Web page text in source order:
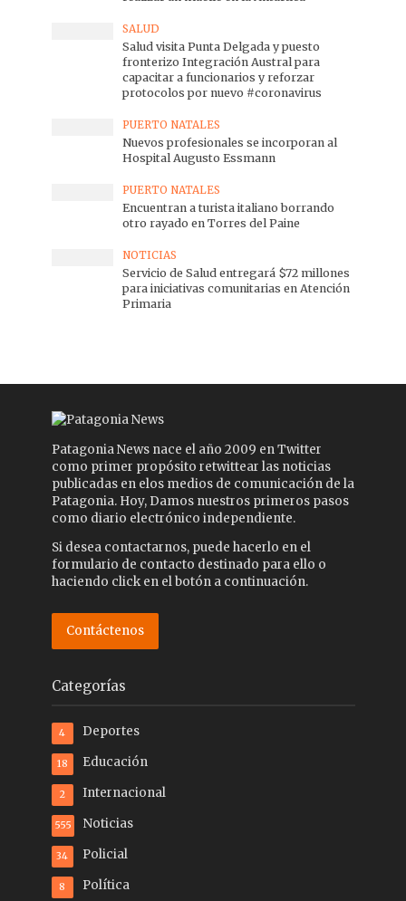
SALUD
Salud visita Punta Delgada y puesto
fronterizo Integración Austral para
capacitar a funcionarios y reforzar
protocolos por nuevo #coronavirus
PUERTO NATALES
Nuevos profesionales se incorporan al
Hospital Augusto Essmann
PUERTO NATALES
Encuentran a turista italiano borrando
otro rayado en Torres del Paine
NOTICIAS
Servicio de Salud entregará $72 millones
para iniciativas comunitarias en Atención
Primaria
Patagonia News nace el año 2009 en Twitter
como primer propósito retwittear las noticias
publicadas en elos medios de comunicación de la
Patagonia. Hoy, Damos nuestros primeros pasos
como diario electrónico independiente.
Si desea contactarnos, puede hacerlo en el
formulario de contacto destinado para ello o
haciendo click en el botón a continuación.
Contáctenos
Categorías
Deportes
4
Educación
18
Internacional
2
Noticias
555
Policial
34
Política
8